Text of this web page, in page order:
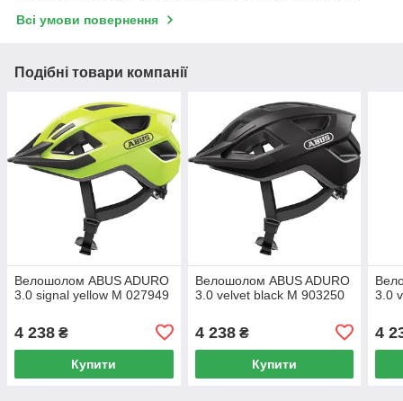
Всі умови повернення
Подібні товари компанії
Велошолом ABUS ADURO
3.0 signal yellow M 027949
4 238 ₴
Купити
Велошолом ABUS ADURO
3.0 velvet black M 903250
4 238₴
Купити
3.0
4